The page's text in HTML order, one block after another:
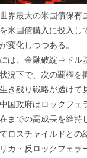
界最大の米国債保有
米国債購入に投入し
変化しつつある。
は、金融破綻⇒ドル
況下で、次の覇権を
き残り戦略が透けて
国政府はロックフェ
までの高成長を維持
ロスチャイルドとの
カ・反ロックフェラ